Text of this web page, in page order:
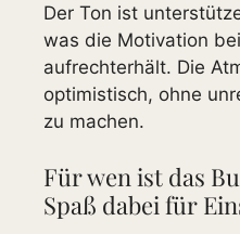
Der Ton ist
was die Motivation
aufrechterhält. Die
optimistisch, ohne
zu machen.
Für wen ist das
Spaß dabei für